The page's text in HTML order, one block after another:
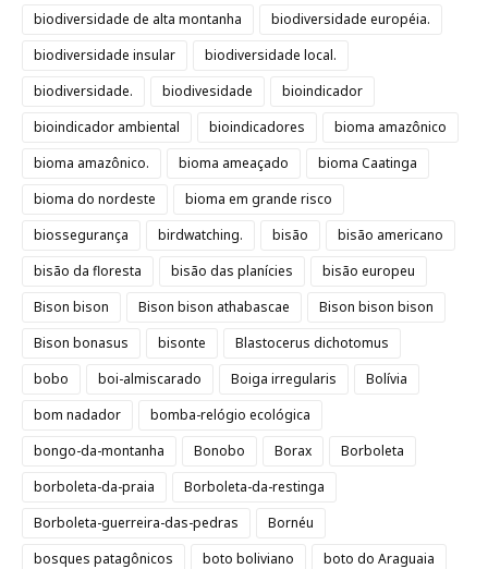
biodiversidade de alta montanha
biodiversidade européia.
biodiversidade insular
biodiversidade local.
biodiversidade.
biodivesidade
bioindicador
bioindicador ambiental
bioindicadores
bioma amazônico
bioma amazônico.
bioma ameaçado
bioma Caatinga
bioma do nordeste
bioma em grande risco
biossegurança
birdwatching. bisão
bisão americano
bisão da floresta
bisão das planícies
bisão europeu
Bison bison
Bison bison athabascae
Bison bison bison
Bison bonasus
bisonte
Blastocerus dichotomus
bobo
boi-almiscarado Boiga irregularis
Bolívia
bom nadador
bomba-relógio ecológica
bongo-da-montanha
Bonobo Borax
Borboleta
borboleta-da-praia
Borboleta-da-restinga
Borboleta-guerreira-das-pedras
Bornéu
bosques patagônicos
boto boliviano
boto do Araguaia